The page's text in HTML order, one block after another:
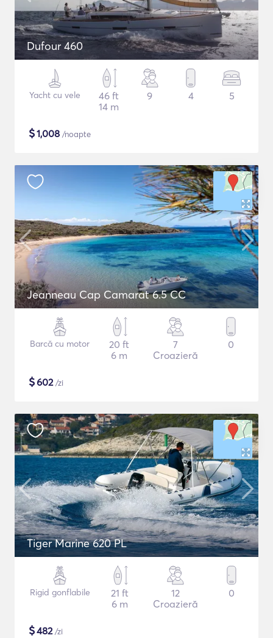
Dufour 460
Yacht cu vele
46 ft
14 m
9 4 5
$1,008 /noapte
Jeanneau Cap Camarat 6.5 CC
Barcă cu motor
20 ft
6 m
7
Croazieră
0
$602/zi
Tiger Marine 620 PL
Rigid gonflabile
21 ft
6 m
12
Croazieră
0
$482/zi